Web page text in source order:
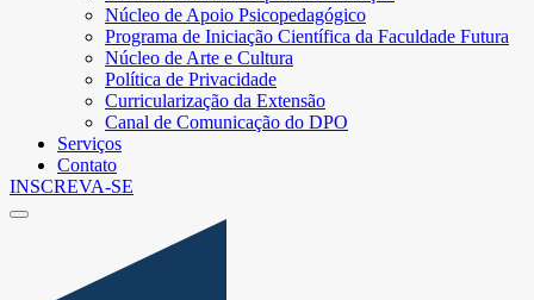
Núcleo de Apoio Psicopedagógico
Programa de Iniciação Científica da Faculdade Futura
Núcleo de Arte e Cultura
Política de Privacidade
Curricularização da Extensão
Canal de Comunicação do DPO
Serviços
Contato
INSCREVA-SE